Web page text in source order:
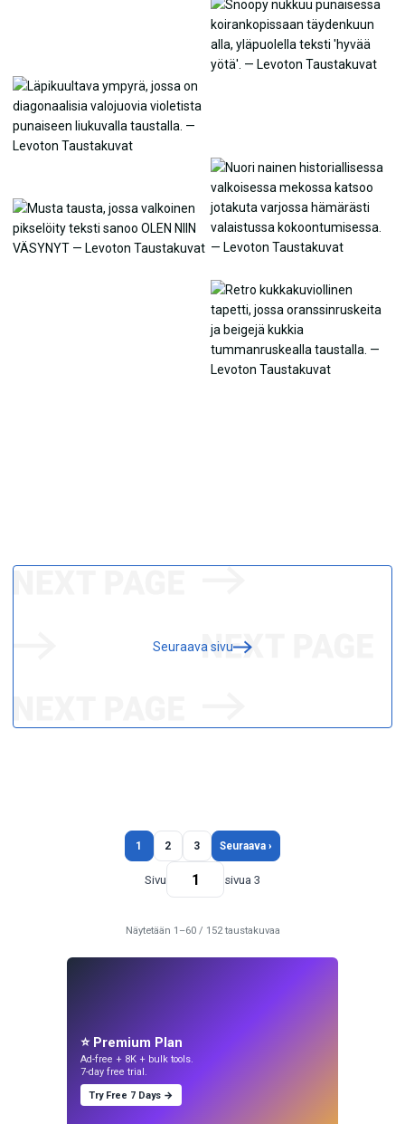
Seuraava sivu
1 2 3 Seuraava ›
Sivu sivua 3
Näytetään 1–60 / 152 taustakuvaa
⭐ Premium Plan
Ad-free + 8K + bulk tools.
7-day free trial.
Try Free 7 Days →